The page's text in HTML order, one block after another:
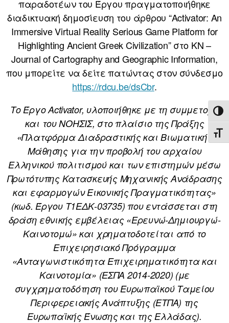
παραδοτέων του Έργου πραγματοποιήθηκε
διαδικτυακή δημοσίευση του άρθρου “Activator: An
Immersive Virtual Reality Serious Game Platform for
Highlighting Ancient Greek Civilization” στο KN –
Journal of Cartography and Geographic Information,
που μπορείτε να δείτε πατώντας στον σύνδεσμο
https://rdcu.be/dsCbr.
Το Έργο Activator, υλοποιήθηκε με τη συμμετοχή
και του ΝΟΗΣΙΣ, στο πλαίσιο της Πράξης
«Πλατφόρμα Διαδραστικής και Βιωματικής
Μάθησης για την προβολή του αρχαίου
Ελληνικού πολιτισμού και των επιστημών μέσω
Πρωτότυπης Κατασκευής Μηχανικής Ανάδρασης
και εφαρμογών Εικονικής Πραγματικότητας»
(κωδ. Έργου Τ1ΕΔΚ-03735) που εντάσσεται στη
δράση εθνικής εμβέλειας «Ερευνώ-Δημιουργώ-
Καινοτομώ» και χρηματοδοτείται από το
Επιχειρησιακό Πρόγραμμα
«Ανταγωνιστικότητα Επιχειρηματικότητα και
Καινοτομία» (ΕΣΠΑ 2014-2020) (με
συγχρηματοδότηση του Ευρωπαϊκού Ταμείου
Περιφερειακής Ανάπτυξης (ΕΤΠΑ) της
Ευρωπαϊκής Ένωσης και της Ελλάδας).